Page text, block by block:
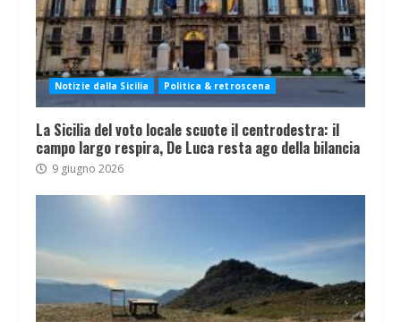
Notizie dalla Sicilia Politica & retroscena
La Sicilia del voto locale scuote il centrodestra: il
campo largo respira, De Luca resta ago della bilancia
9 giugno 2026